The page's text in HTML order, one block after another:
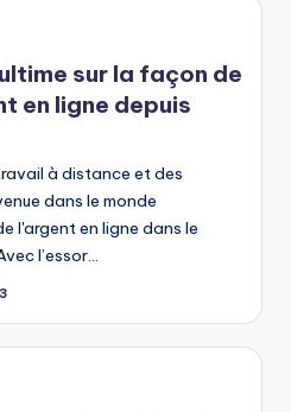
sur la façon de
en ligne depuis
à distance et des
dans le monde
l'argent en ligne dans le
l’essor…